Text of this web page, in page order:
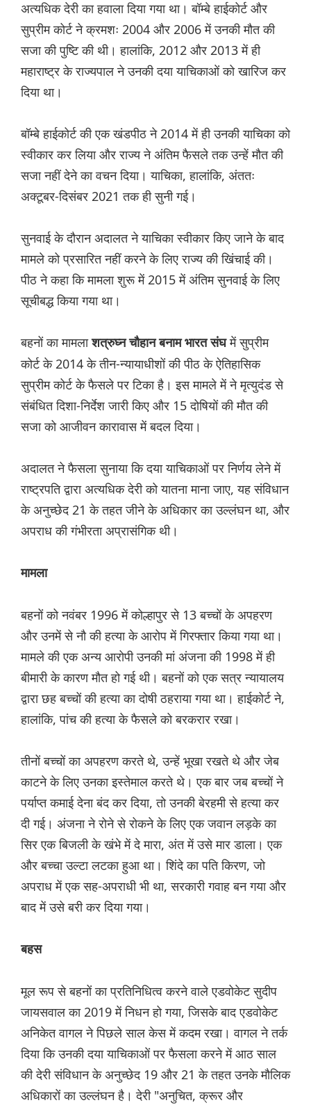
अत्यधिक देरी का हवाला दिया गया था। बॉम्बे हाईकोर्ट और
सुप्रीम कोर्ट ने क्रमशः 2004 और 2006 में उनकी मौत की
सजा की पुष्टि की थी। हालांकि, 2012 और 2013 में ही
महाराष्ट्र के राज्यपाल ने उनकी दया याचिकाओं को खारिज कर
दिया था।
बॉम्बे हाईकोर्ट की एक खंडपीठ ने 2014 में ही उनकी याचिका को
स्वीकार कर लिया और राज्य ने अंतिम फैसले तक उन्हें मौत की
सजा नहीं देने का वचन दिया। याचिका, हालांकि, अंततः
अक्टूबर-दिसंबर 2021 तक ही सुनी गई।
सुनवाई के दौरान अदालत ने याचिका स्वीकार किए जाने के बाद
मामले को प्रसारित नहीं करने के लिए राज्य की खिंचाई की।
पीठ ने कहा कि मामला शुरू में 2015 में अंतिम सुनवाई के लिए
सूचीबद्ध किया गया था।
बहनों का मामलाशत्रुघ्न चौहान बनाम भारत संघमें सुप्रीम
कोर्ट के 2014 के तीन-न्यायाधीशों की पीठ के ऐतिहासिक
सुप्रीम कोर्ट के फैसले पर टिका है। इस मामले में ने मृत्युदंड से
संबंधित दिशा-निर्देश जारी किए और 15 दोषियों की मौत की
सजा को आजीवन कारावास में बदल दिया।
अदालत ने फैसला सुनाया कि दया याचिकाओं पर निर्णय लेने में
राष्ट्रपति द्वारा अत्यधिक देरी को यातना माना जाए, यह संविधान
के अनुच्छेद 21 के तहत जीने के अधिकार का उल्लंघन था, और
अपराध की गंभीरता अप्रासंगिक थी।
मामला
बहनों को नवंबर 1996 में कोल्हापुर से 13 बच्चों के अपहरण
और उनमें से नौ की हत्या के आरोप में गिरफ्तार किया गया था।
मामले की एक अन्य आरोपी उनकी मां अंजना की 1998 में ही
बीमारी के कारण मौत हो गई थी। बहनों को एक सत्र न्यायालय
द्वारा छह बच्चों की हत्या का दोषी ठहराया गया था। हाईकोर्ट ने,
हालांकि, पांच की हत्या के फैसले को बरकरार रखा।
तीनों बच्चों का अपहरण करते थे, उन्हें भूखा रखते थे और जेब
काटने के लिए उनका इस्तेमाल करते थे। एक बार जब बच्चों ने
पर्याप्त कमाई देना बंद कर दिया, तो उनकी बेरहमी से हत्या कर
दी गई। अंजना ने रोने से रोकने के लिए एक जवान लड़के का
सिर एक बिजली के खंभे में दे मारा, अंत में उसे मार डाला। एक
और बच्चा उल्टा लटका हुआ था। शिंदे का पति किरण, जो
अपराध में एक सह-अपराधी भी था, सरकारी गवाह बन गया और
बाद में उसे बरी कर दिया गया।
बहस
मूल रूप से बहनों का प्रतिनिधित्व करने वाले एडवोकेट सुदीप
जायसवाल का 2019 में निधन हो गया, जिसके बाद एडवोकेट
अनिकेत वागल ने पिछले साल केस में कदम रखा। वागल ने तर्क
दिया कि उनकी दया याचिकाओं पर फैसला करने में आठ साल
की देरी संविधान के अनुच्छेद 19 और 21 के तहत उनके मौलिक
अधिकारों का उल्लंघन है। देरी "अनुचित, क्रूर और